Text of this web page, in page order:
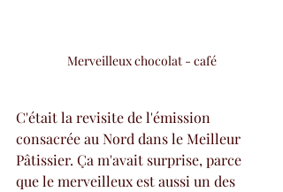
Merveilleux chocolat - café
C'était la revisite de l'émission
consacrée au Nord dans le Meilleur
Pâtissier. Ça m'avait surprise, parce
que le merveilleux est aussi un des